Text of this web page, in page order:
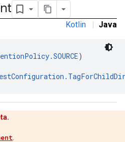
Kotlin | Java
)